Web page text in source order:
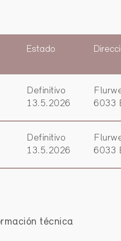
Estado
Definitivo
13.5.2026
6033
Definitivo
13.5.2026
6033
técnica